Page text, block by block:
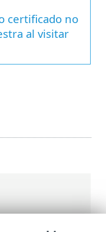
Endpoint
certificado no
al visitar